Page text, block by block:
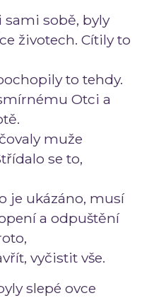
sobě, byly
životech. Cítily to
to tehdy.
Otci a
muže
se to,
je ukázáno, musí
a odpuštění
vyčistit vše.
slepé ovce